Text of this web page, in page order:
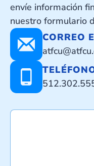
envíe información
nuestro formulario
CORREO